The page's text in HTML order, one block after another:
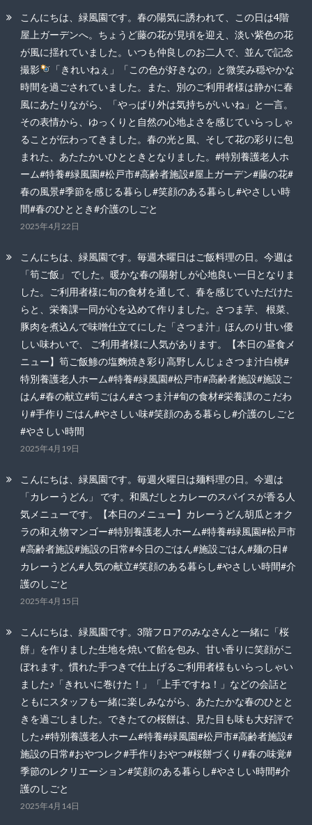
こんにちは、緑風園です。春の陽気に誘われて、この日は4階
屋上ガーデンへ。ちょうど藤の花が見頃を迎え、淡い紫色の花
が風に揺れていました。いつも仲良しのお二人で、並んで記念
撮影
「きれいねぇ」「この色が好きなの」と微笑み穏やかな
時間を過ごされていました。また、別のご利用者様は静かに春
風にあたりながら、「やっぱり外は気持ちがいいね」と一言。
その表情から、ゆっくりと自然の心地よさを感じていらっしゃ
ることが伝わってきました。春の光と風、そして花の彩りに包
まれた、あたたかいひとときとなりました。#特別養護老人ホ
ーム#特養#緑風園#松戸市#高齢者施設#屋上ガーデン#藤の花#
春の風景#季節を感じる暮らし#笑顔のある暮らし#やさしい時
間#春のひととき#介護のしごと
2025年4月22日
こんにちは、緑風園です。毎週木曜日はご飯料理の日。今週は
「筍ご飯」 でした。暖かな春の陽射しが心地良い一日となりま
した。ご利用者様に旬の食材を通して、春を感じていただけた
らと、栄養課一同が心を込めて作りました。さつま芋、 根菜、
豚肉を煮込んで味噌仕立てにした「さつま汁」ほんのり甘い優
しい味わいで、 ご利用者様に人気があります。【本日の昼食メ
ニュー】筍ご飯鯵の塩麴焼き彩り高野しんじょさつま汁白桃#
特別養護老人ホーム#特養#緑風園#松戸市#高齢者施設#施設ご
はん#春の献立#筍ごはん#さつま汁#旬の食材#栄養課のこだわ
り#手作りごはん#やさしい味#笑顔のある暮らし#介護のしごと
#やさしい時間
2025年4月19日
こんにちは、緑風園です。毎週火曜日は麺料理の日。今週は
「カレーうどん」 です。和風だしとカレーのスパイスが香る人
気メニューです。【本日のメニュー】カレーうどん胡瓜とオク
ラの和え物マンゴー#特別養護老人ホーム#特養#緑風園#松戸市
#高齢者施設#施設の日常#今日のごはん#施設ごはん#麺の日#
カレーうどん#人気の献立#笑顔のある暮らし#やさしい時間#介
護のしごと
2025年4月15日
こんにちは、緑風園です。3階フロアのみなさんと一緒に「桜
餅」を作りました生地を焼いて餡を包み、甘い香りに笑顔がこ
ぼれます。慣れた手つきで仕上げるご利用者様もいらっしゃい
ました♪「きれいに巻けた！」「上手ですね！」などの会話と
ともにスタッフも一緒に楽しみながら、あたたかな春のひとと
きを過ごしました。できたての桜餅は、見た目も味も大好評で
した♪#特別養護老人ホーム#特養#緑風園#松戸市#高齢者施設#
施設の日常#おやつレク#手作りおやつ#桜餅づくり#春の味覚#
季節のレクリエーション#笑顔のある暮らし#やさしい時間#介
護のしごと
2025年4月14日